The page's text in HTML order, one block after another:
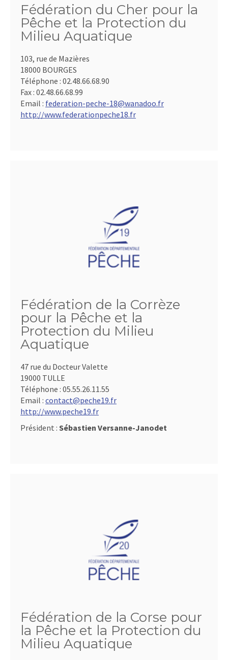
Fédération du Cher pour la
Pêche et la Protection du
Milieu Aquatique
103, rue de Mazières
18000 BOURGES
Téléphone : 02.48.66.68.90
Fax : 02.48.66.68.99
Email : federation-peche-18@wanadoo.fr
http://www.federationpeche18.fr
Fédération de la Corrèze
pour la Pêche et la
Protection du Milieu
Aquatique
47 rue du Docteur Valette
19000 TULLE
Téléphone : 05.55.26.11.55
Email : contact@peche19.fr
http://www.peche19.fr
Président : Sébastien Versanne-Janodet
Fédération de la Corse pour
la Pêche et la Protection du
Milieu Aquatique